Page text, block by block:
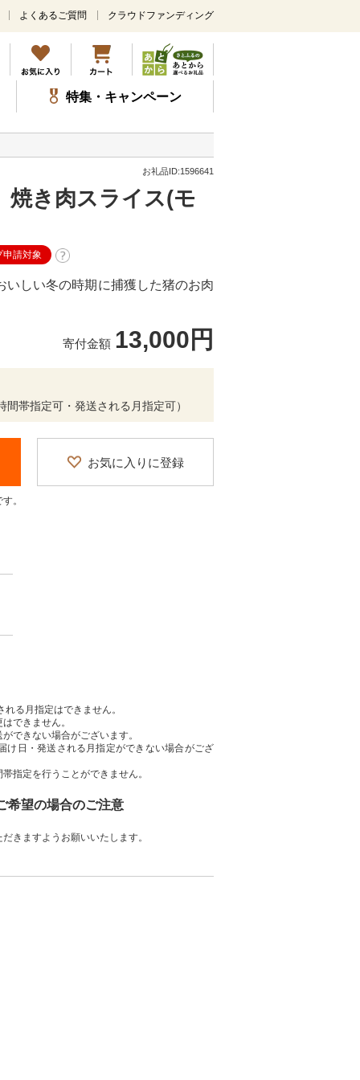
メ
ン
コ
ン
テ
ツ
ッ
よくあるご質問 クラウドファンディング
特集・キャンペーン
お礼品ID:1596641
き肉スライス(モ
申請対象
しい冬の時期に捕獲した猪のお肉
寄付金額 13,000円
帯指定可・発送される月指定可）
お気に入りに登録
。
る月指定はできません。
できません。
できない場合がございます。
日・発送される月指定ができない場合がござ
指定を行うことができません。
希望の場合のご注意
きますようお願いいたします。